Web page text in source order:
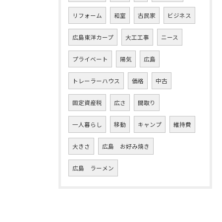
リフォーム 和室 古民家 ビジネス
広島東洋カープ 大工工事 ニース
プライベート 陽気 広島
トレーラーハウス 価格 中古
固定資産税 広さ 間取り
一人暮らし 移動 キャンプ 維持費
大きさ 広島 お好み焼き
広島 ラーメン